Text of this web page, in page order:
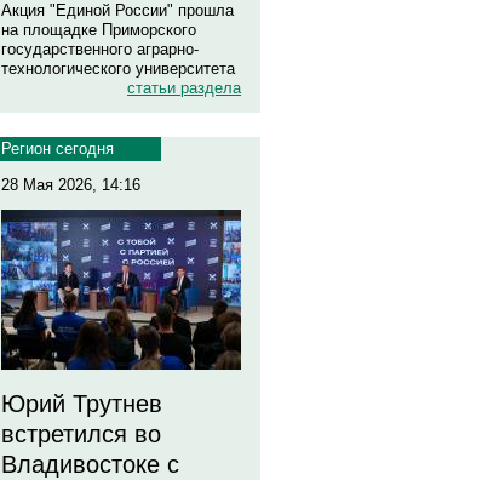
Акция "Единой России" прошла
на площадке Приморского
государственного аграрно-
технологического университета
статьи раздела
Регион сегодня
28 Мая 2026, 14:16
Юрий Трутнев
встретился во
Владивостоке с